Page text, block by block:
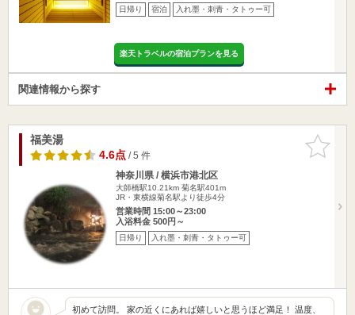
日帰り 宿泊 入れ墨・刺青・タトゥー可
楽天トラベルの宿泊プランを見る
関連情報から探す
お気に入
りに追加
福美湯
4.6点/ 5 件
神奈川県 / 横浜市港北区
大師橋駅10.21km 菊名駅401m
JR・東横線菊名駅より徒歩4分
営業時間 15:00～23:00
入浴料金 500円～
日帰り 入れ墨・刺青・タトゥー可
初めて訪問。 家の近くにあれば嬉しいと思うほど満足！ 温度、